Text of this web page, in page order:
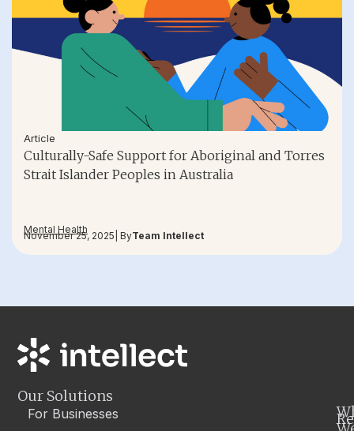
Article
Culturally-Safe Support for Aboriginal and Torres
Strait Islander Peoples in Australia
Mental Health
November 25, 2025 | ByTeam Intellect
Our Solutions
For Businesses